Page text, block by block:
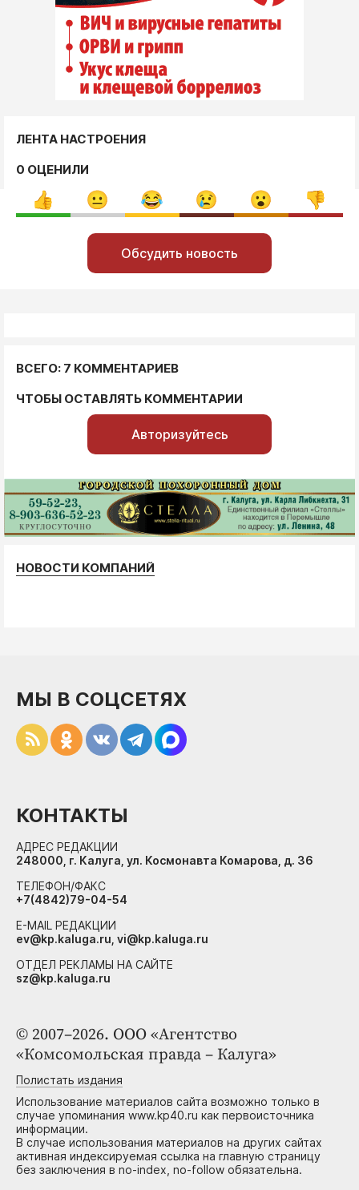
ЛЕНТА НАСТРОЕНИЯ
0 ОЦЕНИЛИ
Обсудить новость
ВСЕГО: 7 КОММЕНТАРИЕВ
ЧТОБЫ ОСТАВЛЯТЬ КОММЕНТАРИИ
Авторизуйтесь
НОВОСТИ КОМПАНИЙ
© 2007–2026. ООО «Агентство
«Комсомольская правда – Калуга»
Полистать издания
Использование материалов сайта возможно только в
случае упоминания www.kp40.ru как первоисточника
информации.
В случае использования материалов на других сайтах
активная индексируемая ссылка на главную страницу
без заключения в no-index, no-follow обязательна.
МЫ В СОЦСЕТЯХ
КОНТАКТЫ
АДРЕС РЕДАКЦИИ
248000, г. Калуга, ул. Космонавта Комарова, д. 36
ТЕЛЕФОН/ФАКС
+7(4842)79-04-54
E-MAIL РЕДАКЦИИ
ev@kp.kaluga.ru, vi@kp.kaluga.ru
ОТДЕЛ РЕКЛАМЫ НА САЙТЕ
sz@kp.kaluga.ru